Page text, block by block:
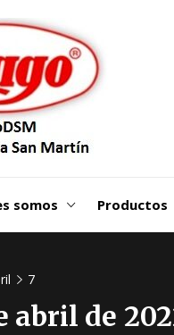
somos Productos
7
abril de